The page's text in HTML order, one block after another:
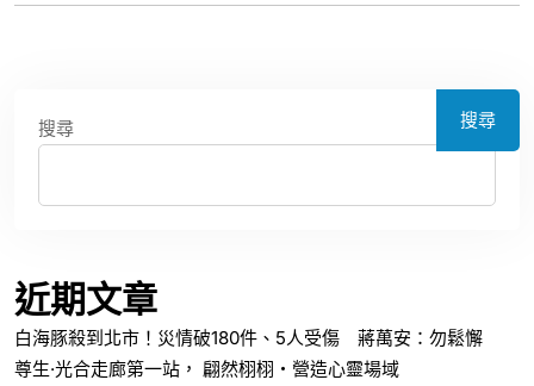
搜尋 搜尋
近期文章
白海豚殺到北市！災情破180件、5人受傷 蔣萬安：勿鬆懈
尊生·光合走廊第一站， 翩然栩栩・營造心靈場域